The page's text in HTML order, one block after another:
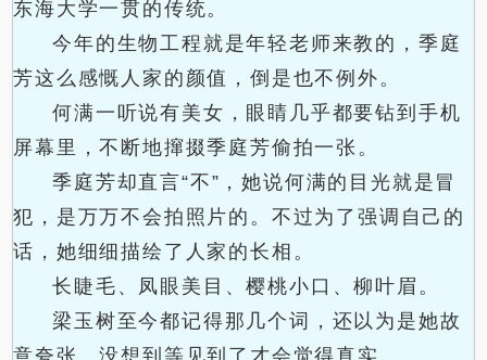
东海大学一贯的传统。
今年的生物工程就是年轻老师来教的，季庭
芳这么感慨人家的颜值，倒是也不例外。
何满一听说有美女，眼睛几乎都要钻到手机
屏幕里，不断地撺掇季庭芳偷拍一张。
季庭芳却直言“不”，她说何满的目光就是冒
犯，是万万不会拍照片的。不过为了强调自己的
话，她细细描绘了人家的长相。
长睫毛、凤眼美目、樱桃小口、柳叶眉。
梁玉树至今都记得那几个词，还以为是她故
意夸张，没想到等见到了才会觉得真实。